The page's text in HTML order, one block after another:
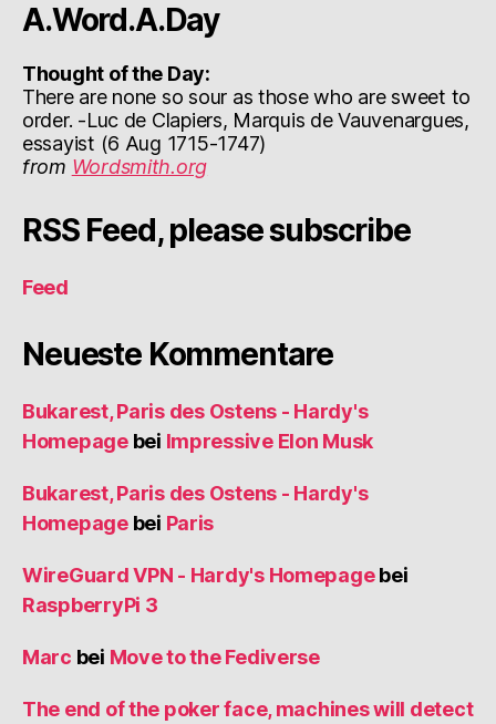
A.Word.A.Day
Thought of the Day:
There are none so sour as those who are sweet to
order. -Luc de Clapiers, Marquis de Vauvenargues,
essayist (6 Aug 1715-1747)
from Wordsmith.org
RSS Feed, please subscribe
Feed
Neueste Kommentare
Bukarest, Paris des Ostens - Hardy's
Homepagebei Impressive Elon Musk
Bukarest, Paris des Ostens - Hardy's
Homepagebei Paris
WireGuard VPN - Hardy's Homepagebei
RaspberryPi 3
Marc bei Move to the Fediverse
The end of the poker face, machines will detect